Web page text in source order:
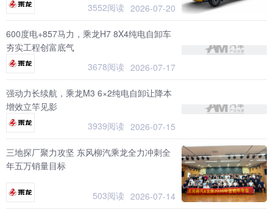
3552阅读 2026-07-20
600度电+857马力，乘龙H7 8X4纯电自卸车
夯实工程创富底气
3678阅读 2026-07-17
强动力长续航，乘龙M3 6×2纯电自卸让降本
增效立竿见影
3939阅读 2026-07-15
三地探厂聚力攻坚 东风柳汽乘龙全力冲刺全
年五万销量目标
503阅读 2026-07-14